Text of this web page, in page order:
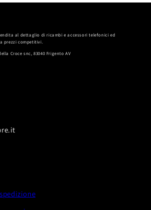
al dettaglio di ricambi e accessori telefonici ed
prezzi competitivi.
Croce snc, 83040 Frigento AV